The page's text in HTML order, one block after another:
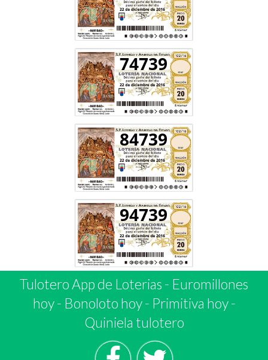
74739
84739
94739
Tulotero App de Loterias - Euromillones
hoy- Bonoloto hoy- Primitiva hoy-
Quiniela tulotero